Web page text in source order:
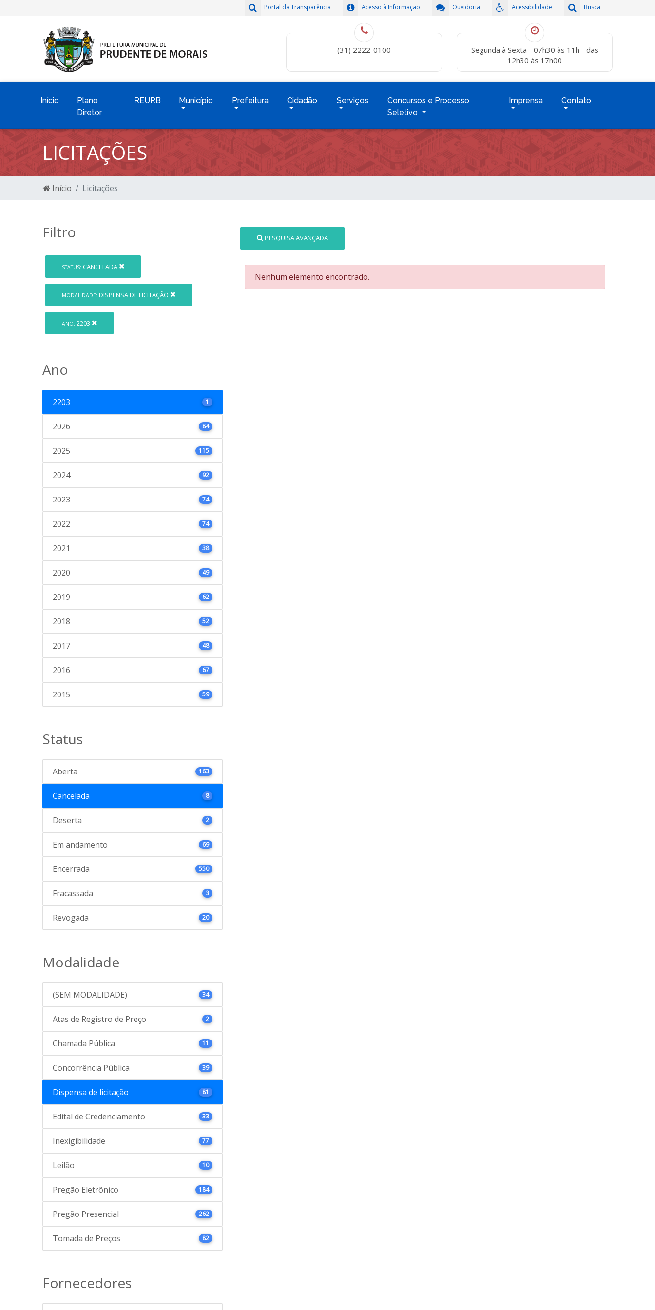
Busca
Acessibilidade
Ouvidoria
Acesso à Informação
Portal da Transparência
(31) 2222-0100
Segunda à Sexta - 07h30 às 11h - das
12h30 às 17h00
Início
Plano
Diretor
REURB Município Prefeitura Cidadão Serviços
Concursos e Processo
Seletivo
Imprensa Contato
LICITAÇÕES
Início Licitações
Filtro
STATUS: CANCELADA
MODALIDADE: DISPENSA DE LICITAÇÃO
ANO: 2203
Ano
2203 1
2026 84
2025 115
2024 92
2023 74
2022 74
2021 38
2020 49
2019 62
2018 52
2017 48
2016 67
2015 59
Status
Aberta 163
Cancelada 8
Deserta 2
Em andamento 69
Encerrada 550
Fracassada 3
Revogada 20
Modalidade
(SEM MODALIDADE) 34
Atas de Registro de Preço 2
Chamada Pública 11
Concorrência Pública 39
Dispensa de licitação 81
Edital de Credenciamento 33
Inexigibilidade 77
Leilão 10
Pregão Eletrônico 184
Pregão Presencial 262
Tomada de Preços 82
Fornecedores
PESQUISA AVANÇADA
Nenhum elemento encontrado.